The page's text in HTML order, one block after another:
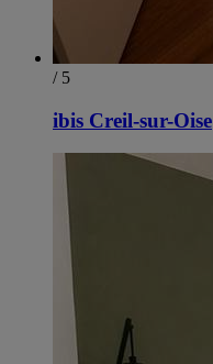
/ 5
ibis Creil-sur-Oise